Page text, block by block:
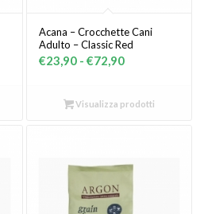
Acana – Crocchette Cani
Adulto – Classic Red
€23,90 - €72,90Fascia
prezzo:
€72,90
Visualizza prodotti